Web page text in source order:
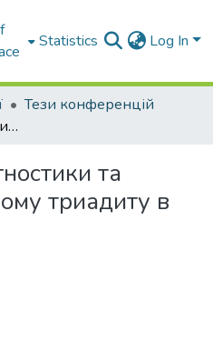
Statistics Log In
Тези конференцій
Особливості діагностики та лікування синдрому триадиту в котів
та
триадиту в